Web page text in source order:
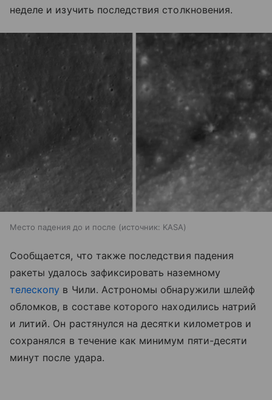
неделе и изучить последствия столкновения.
Место падения до и после источник: KASA
Сообщается, что также последствия падения
ракеты удалось зафиксировать наземному
телескопу в Чили. Астрономы обнаружили шлейф
обломков, в составе которого находились натрий
и литий. Он растянулся на десятки километров и
сохранялся в течение как минимум пяти-десяти
минут после удара.